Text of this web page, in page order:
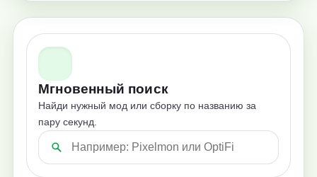
Мгновенный поиск
Найди нужный мод или сборку по названию за
пару секунд.